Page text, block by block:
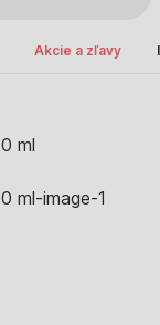
Akcie a zľavy